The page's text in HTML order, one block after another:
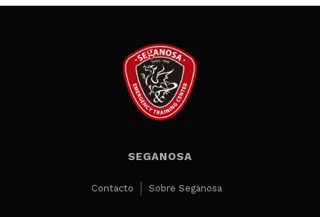
SEGANOSA
Contacto Sobre Seganosa